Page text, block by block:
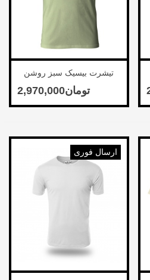
تیشرت بیسیک سبز روشن
ارسال فوری